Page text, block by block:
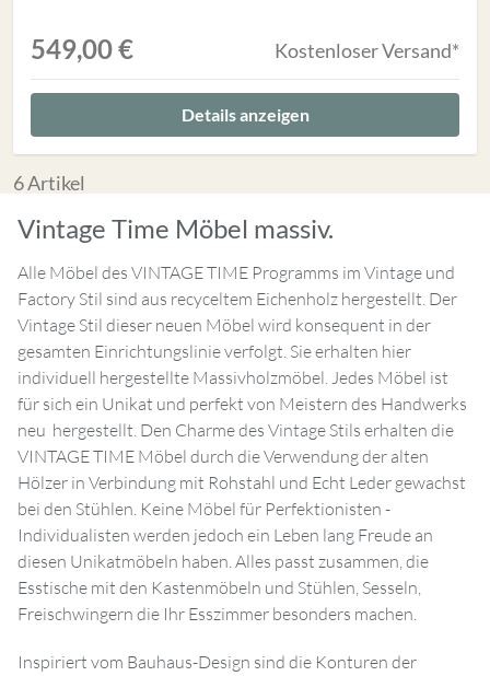
549,00 € Kostenloser Versand*
Details anzeigen
6Artikel
Vintage Time Möbel massiv.
Alle Möbel des VINTAGE TIME Programms im Vintage und
Factory Stil sind aus recyceltem Eichenholz hergestellt. Der
Vintage Stil dieser neuen Möbel wird konsequent in der
gesamten Einrichtungslinie verfolgt. Sie erhalten hier
individuell hergestellte Massivholzmöbel. Jedes Möbel ist
für sich ein Unikat und perfekt von Meistern des Handwerks
neu hergestellt. Den Charme des Vintage Stils erhalten die
VINTAGE TIME Möbel durch die Verwendung der alten
Hölzer in Verbindung mit Rohstahl und Echt Leder gewachst
bei den Stühlen. Keine Möbel für Perfektionisten -
Individualisten werden jedoch ein Leben lang Freude an
diesen Unikatmöbeln haben. Alles passt zusammen, die
Esstische mit den Kastenmöbeln und Stühlen, Sesseln,
Freischwingern die Ihr Esszimmer besonders machen.
Inspiriert vom Bauhaus-Design sind die Konturen der